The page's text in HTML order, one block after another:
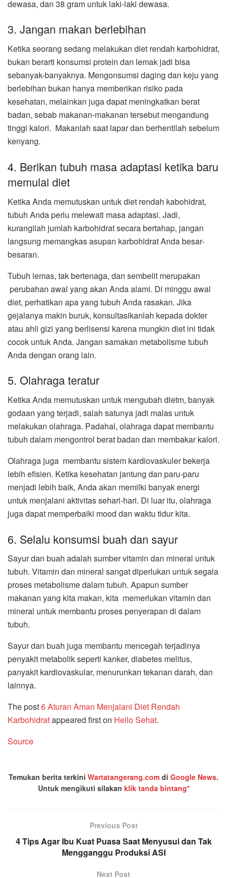
dewasa, dan 38 gram untuk laki-laki dewasa.
3. Jangan makan berlebihan
Ketika seorang sedang melakukan diet rendah karbohidrat,
bukan berarti konsumsi protein dan lemak jadi bisa
sebanyak-banyaknya. Mengonsumsi daging dan keju yang
berlebihan bukan hanya memberikan risiko pada
kesehatan, melainkan juga dapat meningkatkan berat
badan, sebab makanan-makanan tersebut mengandung
tinggi kalori. Makanlah saat lapar dan berhentilah sebelum
kenyang.
4. Berikan tubuh masa adaptasi ketika baru
memulai diet
Ketika Anda memutuskan untuk diet rendah kabohidrat,
tubuh Anda perlu melewati masa adaptasi. Jadi,
kurangilah jumlah karbohidrat secara bertahap, jangan
langsung memangkas asupan karbohidrat Anda besar-
besaran.
Tubuh lemas, tak bertenaga, dan sembelit merupakan
perubahan awal yang akan Anda alami. Di minggu awal
diet, perhatikan apa yang tubuh Anda rasakan. Jika
gejalanya makin buruk, konsultasikanlah kepada dokter
atau ahli gizi yang berlisensi karena mungkin diet ini tidak
cocok untuk Anda. Jangan samakan metabolisme tubuh
Anda dengan orang lain.
5. Olahraga teratur
Ketika Anda memutuskan untuk mengubah dietm, banyak
godaan yang terjadi, salah satunya jadi malas untuk
melakukan olahraga. Padahal, olahraga dapat membantu
tubuh dalam mengontrol berat badan dan membakar kalori.
Olahraga juga membantu sistem kardiovaskuler bekerja
lebih efisien. Ketika kesehatan jantung dan paru-paru
menjadi lebih baik, Anda akan memilki banyak energi
untuk menjalani aktivitas sehari-hari. Di luar itu, olahraga
juga dapat memperbaiki mood dan waktu tidur kita.
6. Selalu konsumsi buah dan sayur
Sayur dan buah adalah sumber vitamin dan mineral untuk
tubuh. Vitamin dan mineral sangat diperlukan untuk segala
proses metabolisme dalam tubuh. Apapun sumber
makanan yang kita makan, kita memerlukan vitamin dan
mineral untuk membantu proses penyerapan di dalam
tubuh.
Sayur dan buah juga membantu mencegah terjadinya
penyakit metabolik seperti kanker, diabetes melitus,
panyakit kardiovaskular, menurunkan tekanan darah, dan
lainnya.
The post6 Aturan Aman Menjalani Diet Rendah
Karbohidratappeared first on Hello Sehat.
Source
Temukan berita terkini Wartatangerang.com di Google News.
Untuk mengikuti silakan klik tanda bintang*
Previous Post
4 Tips Agar Ibu Kuat Puasa Saat Menyusui dan Tak
Mengganggu Produksi ASI
Next Post